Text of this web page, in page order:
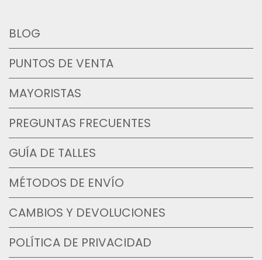
BLOG
PUNTOS DE VENTA
MAYORISTAS
PREGUNTAS FRECUENTES
GUÍA DE TALLES
MÉTODOS DE ENVÍO
CAMBIOS Y DEVOLUCIONES
POLÍTICA DE PRIVACIDAD